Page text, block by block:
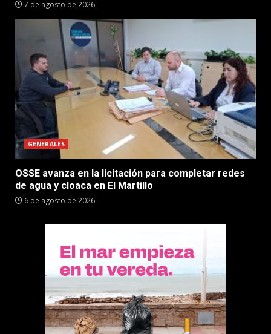
7 de agosto de 2026
GENERALES
OSSE avanza en la licitación para completar redes
de agua y cloaca en El Martillo
6 de agosto de 2026